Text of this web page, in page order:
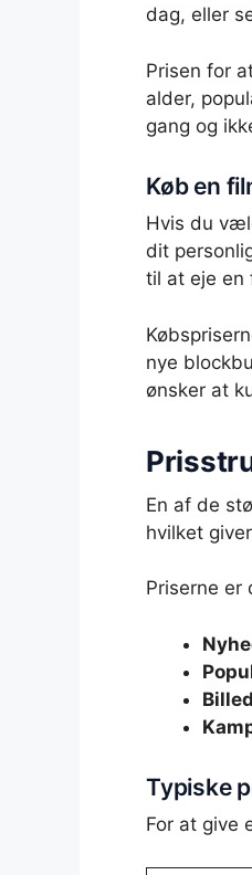
dag, eller
Prisen for
alder,
gang og
Køb en
Hvis du
dit
til at eje en
nye
ønsker at
En af de
hvilket
Priserne
Typiske
For at give